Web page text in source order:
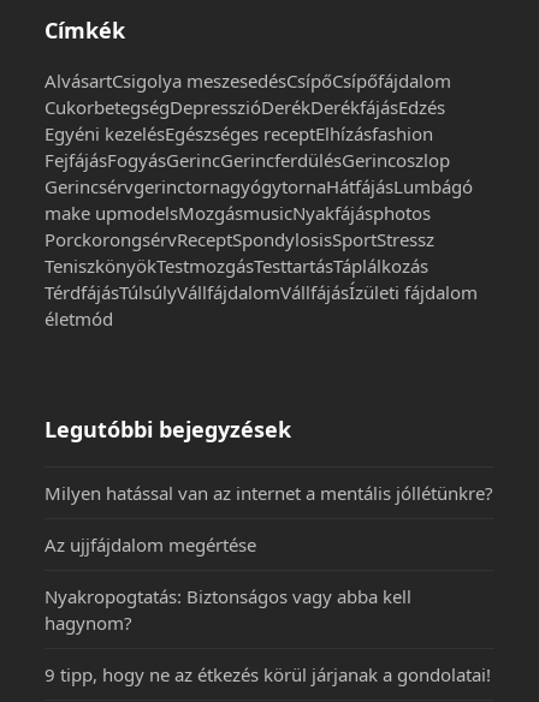
Címkék
AlvásartCsigolya meszesedésCsípőCsípőfájdalom
CukorbetegségDepresszióDerékDerékfájásEdzés
Egyéni kezelésEgészséges receptElhízásfashion
FejfájásFogyásGerincGerincferdülésGerincoszlop
GerincsérvgerinctornagyógytornaHátfájásLumbágó
make upmodelsMozgásmusicNyakfájásphotos
PorckorongsérvReceptSpondylosisSportStressz
TeniszkönyökTestmozgásTesttartásTáplálkozás
TérdfájásTúlsúlyVállfájdalomVállfájásÍzületi fájdalom
életmód
Legutóbbi bejegyzések
Milyen hatással van az internet a mentális jóllétünkre?
Az ujjfájdalom megértése
Nyakropogtatás: Biztonságos vagy abba kell
hagynom?
9 tipp, hogy ne az étkezés körül járjanak a gondolatai!